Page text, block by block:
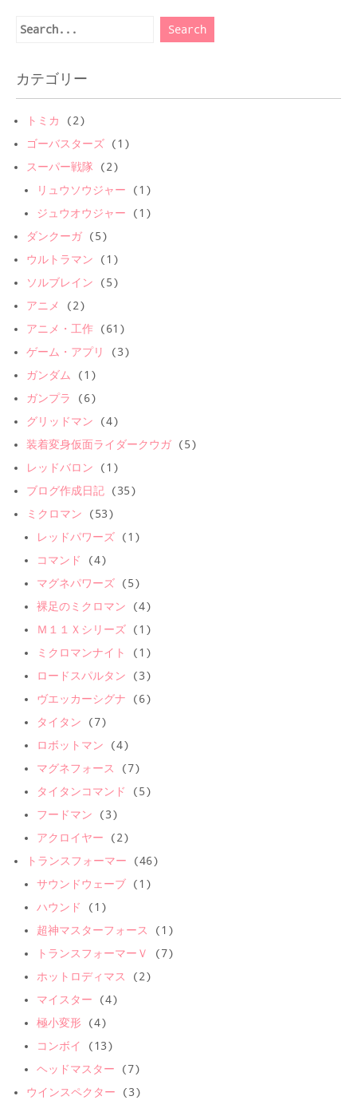
カテゴリー
トミカ
(2)
ゴーバスターズ (1)
スーパー戦隊 (2)
リュウソウジャー (1)
ジュウオウジャー (1)
ダンクーガ (5)
ウルトラマン (1)
ソルブレイン (5)
アニメ
(2)
アニメ・工作 (61)
ゲーム・アプリ
(3)
ガンダム
(1)
ガンプラ
(6)
グリッドマン (4)
装着変身仮面ライダークウガ (5)
レッドバロン (1)
ブログ作成日記 (35)
ミクロマン (53)
レッドパワーズ (1)
コマンド
(4)
マグネパワーズ (5)
裸足のミクロマン (4)
Ｍ１１Ｘシリーズ (1)
ミクロマンナイト
(1)
ロードスパルタン (3)
ヴエッカーシグナ (6)
タイタン (7)
ロボットマン (4)
マグネフォース
(7)
タイタンコマンド
(5)
フードマン (3)
アクロイヤー (2)
トランスフォーマー (46)
サウンドウェーブ (1)
ハウンド
(1)
超神マスターフォース
(1)
トランスフォーマーＶ
(7)
ホットロディマス
(2)
マイスター (4)
極小変形 (4)
コンボイ
(13)
ヘッドマスター (7)
ウインスペクター (3)